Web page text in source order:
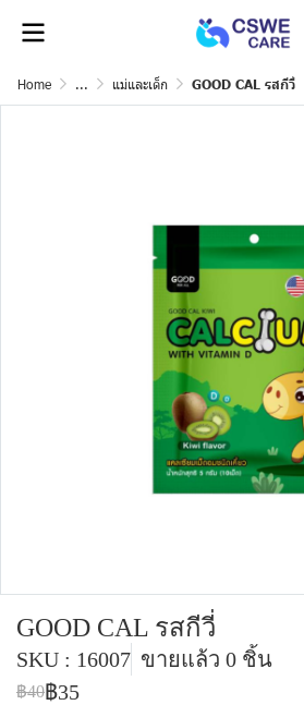
Home ... แม่และเด็ก GOOD CAL รสกีวี่
GOOD CAL รสกีวี่
SKU : 16007 ขายแล้ว 0 ชิ้น
฿40฿35